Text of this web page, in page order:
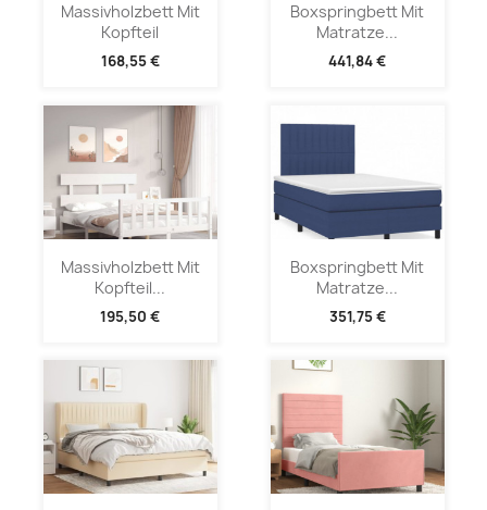
Massivholzbett Mit
Kopfteil
168,55 €
Boxspringbett Mit
Matratze...
441,84 €
Massivholzbett Mit
Kopfteil...
195,50 €
Boxspringbett Mit
Matratze...
351,75 €